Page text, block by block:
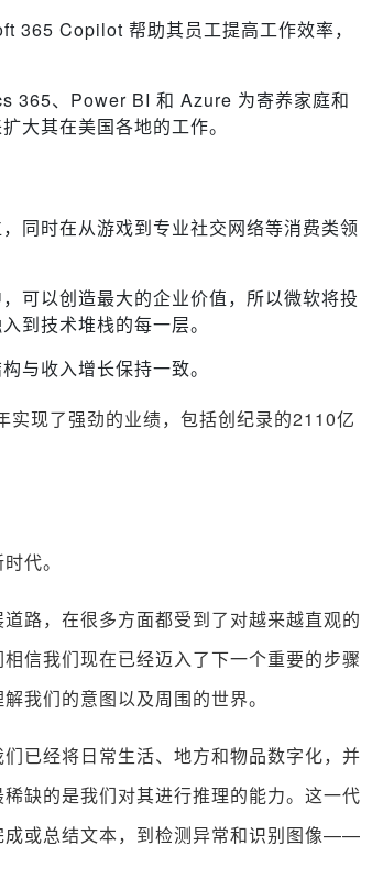
365 Copilot 帮助其员工提高工作效率，
365、Power BI 和 Azure 为寄养家庭和
大其在美国各地的工作。
同时在从游戏到专业社交网络等消费类领
可以创造最大的企业价值，所以微软将投
到技术堆栈的每一层。
与收入增长保持一致。
现了强劲的业绩，包括创纪录的2110亿
代。
路，在很多方面都受到了对越来越直观的
信我们现在已经迈入了下一个重要的步骤
我们的意图以及周围的世界。
已经将日常生活、地方和物品数字化，并
缺的是我们对其进行推理的能力。这一代
或总结文本，到检测异常和识别图像——